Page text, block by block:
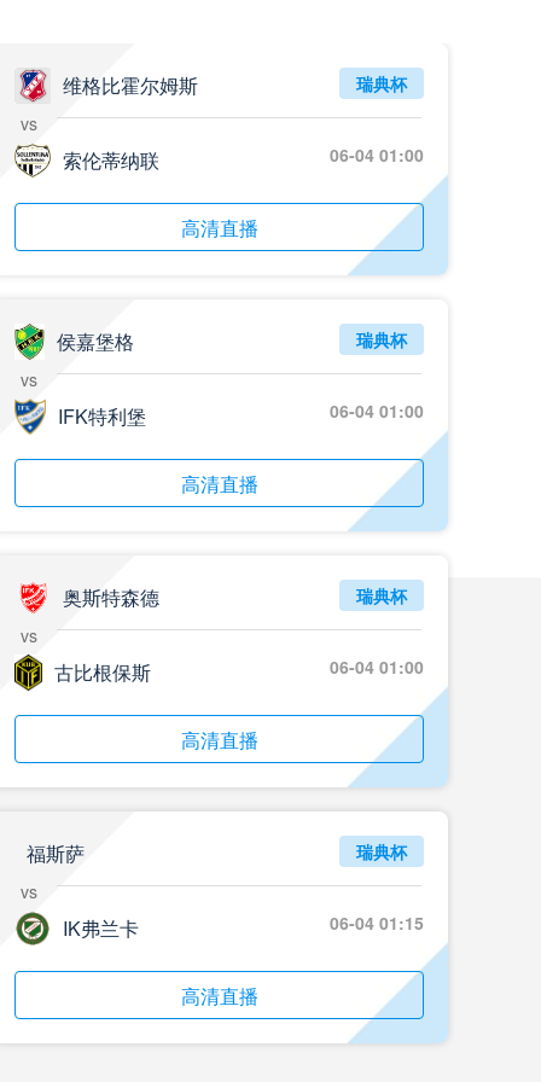
维格比霍尔姆斯
vs
索伦蒂纳联
瑞典杯
06-04 01:00
高清直播
侯嘉堡格
vs
IFK特利堡
瑞典杯
06-04 01:00
高清直播
奥斯特森德
vs
古比根保斯
瑞典杯
06-04 01:00
高清直播
福斯萨
vs
IK弗兰卡
瑞典杯
06-04 01:15
高清直播